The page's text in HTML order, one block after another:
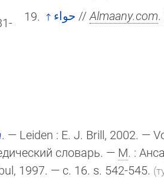
حواء // Almaany.com.
. — Leiden : E. J. Brill, 2002. —
словарь. — М. :
1997. — c. 16. s. 542-545.